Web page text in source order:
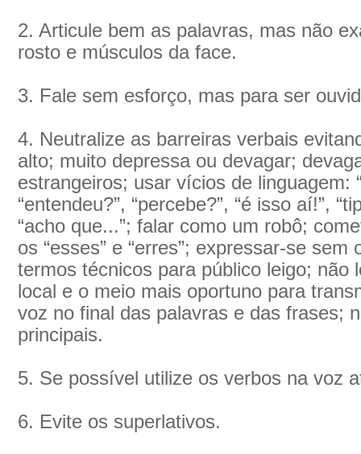
2. Articule bem as palavras, mas não
rosto e músculos da face.
3. Fale sem esforço, mas para ser
4. Neutralize as barreiras verbais
alto; muito depressa ou devagar;
estrangeiros; usar vícios de linguagem:
“entendeu?”, “percebe?”, “é isso aí!”,
“acho que...”; falar como um robô;
os “esses” e “erres”; expressar-se
termos técnicos para público leigo; não
local e o meio mais oportuno para
voz no final das palavras e das frases;
principais.
5. Se possível utilize os verbos na voz
6. Evite os superlativos.